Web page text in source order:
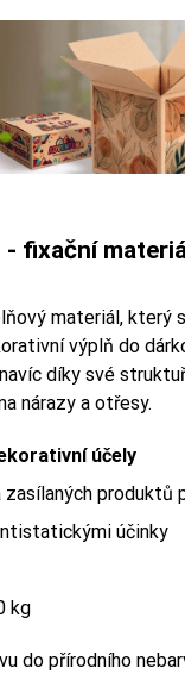
- fixační
materiál, který
výplň do
navíc díky své
nárazy a otřesy.
účely
zasílaných produktů
účinky
kg
do přírodního